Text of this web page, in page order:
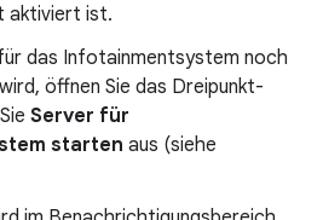
aktiviert ist.
das Infotainmentsystem noch
öffnen Sie das Dreipunkt-
Server für
starten aus (siehe